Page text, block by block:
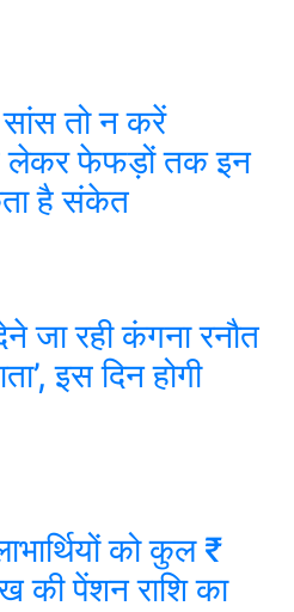
सांस तो न करें
लेकर फेफड़ों तक इन
है संकेत
जा रही कंगना रनौत
इस दिन होगी
को कुल ₹
की पेंशन राशि का